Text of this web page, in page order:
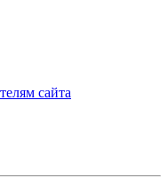
сайта